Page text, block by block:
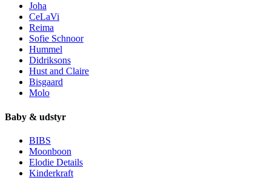
Joha
CeLaVi
Reima
Sofie Schnoor
Hummel
Didriksons
Hust and Claire
Bisgaard
Molo
Baby & udstyr
BIBS
Moonboon
Elodie Details
Kinderkraft